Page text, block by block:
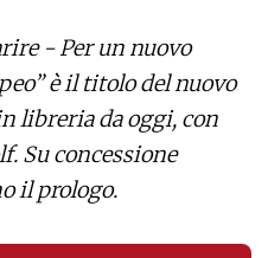
- Per un nuovo
è il titolo del nuovo
libreria da oggi, con
Su concessione
il prologo.